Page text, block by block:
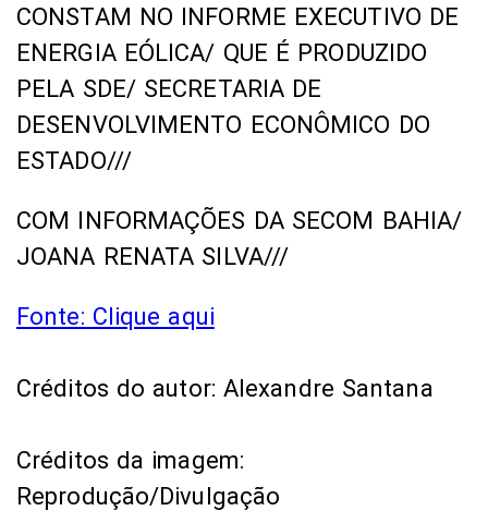
CONSTAM NO INFORME EXECUTIVO DE
ENERGIA EÓLICA/ QUE É PRODUZIDO
PELA SDE/ SECRETARIA DE
DESENVOLVIMENTO ECONÔMICO DO
ESTADO///
COM INFORMAÇÕES DA SECOM BAHIA/
JOANA RENATA SILVA///
Fonte: Clique aqui
Créditos do autor: Alexandre Santana
Créditos da imagem:
Reprodução/Divulgação